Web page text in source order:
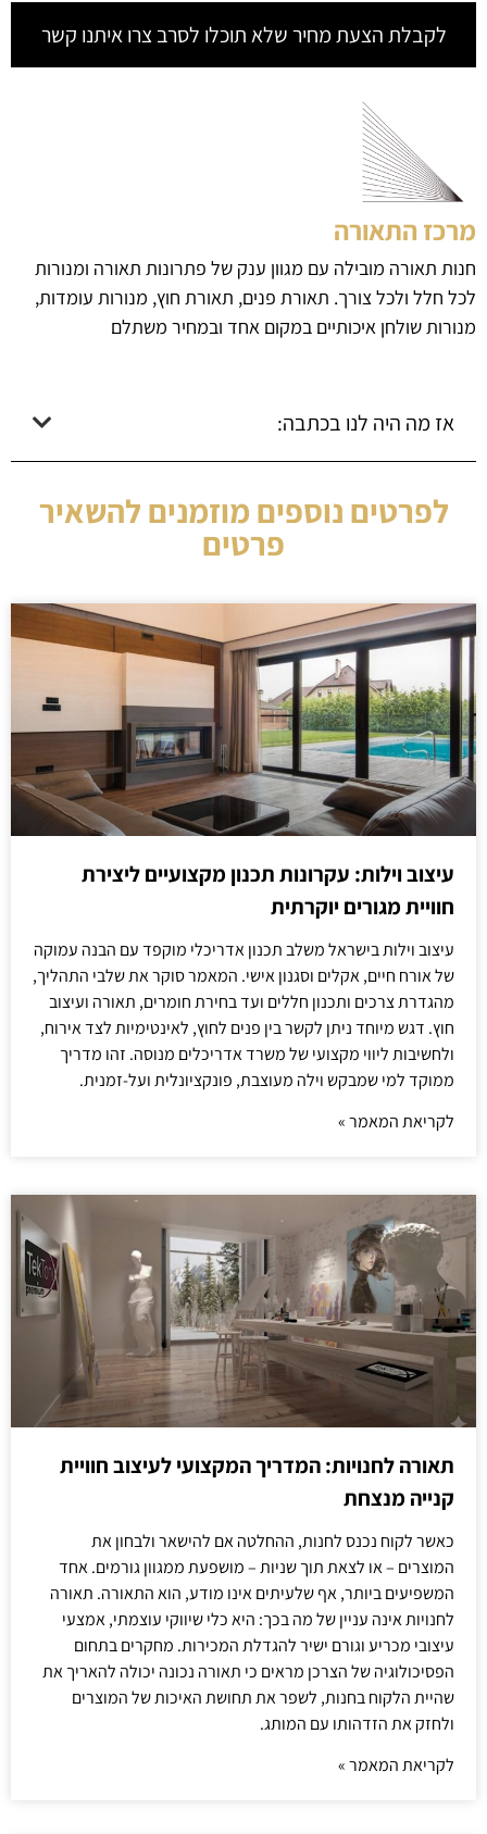
לקבלת הצעת מחיר שלא תוכלו לסרב צרו איתנו קשר
מרכז התאורה
חנות תאורה מובילה עם מגוון ענק של פתרונות תאורה ומנורות
לכל חלל ולכל צורך. תאורת פנים, תאורת חוץ, מנורות עומדות,
מנורות שולחן איכותיים במקום אחד ובמחיר משתלם
אז מה היה לנו בכתבה:
לפרטים נוספים מוזמנים להשאיר
פרטים
עיצוב וילות: עקרונות תכנון מקצועיים ליצירת
חוויית מגורים יוקרתית
עיצוב וילות בישראל משלב תכנון אדריכלי מוקפד עם הבנה עמוקה
של אורח חיים, אקלים וסגנון אישי. המאמר סוקר את שלבי התהליך,
מהגדרת צרכים ותכנון חללים ועד בחירת חומרים, תאורה ועיצוב
חוץ. דגש מיוחד ניתן לקשר בין פנים לחוץ, לאינטימיות לצד אירוח,
ולחשיבות ליווי מקצועי של משרד אדריכלים מנוסה. זהו מדריך
ממוקד למי שמבקש וילה מעוצבת, פונקציונלית ועל-זמנית.
לקריאת המאמר »
תאורה לחנויות: המדריך המקצועי לעיצוב חוויית
קנייה מנצחת
כאשר לקוח נכנס לחנות, ההחלטה אם להישאר ולבחון את
המוצרים – או לצאת תוך שניות – מושפעת ממגוון גורמים. אחד
המשפיעים ביותר, אף שלעיתים אינו מודע, הוא התאורה. תאורה
לחנויות אינה עניין של מה בכך: היא כלי שיווקי עוצמתי, אמצעי
עיצובי מכריע וגורם ישיר להגדלת המכירות. מחקרים בתחום
הפסיכולוגיה של הצרכן מראים כי תאורה נכונה יכולה להאריך את
שהיית הלקוח בחנות, לשפר את תחושת האיכות של המוצרים
ולחזק את הזדהותו עם המותג.
לקריאת המאמר »